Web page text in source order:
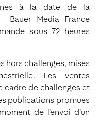
à la date de la
Bauer Media France
sous 72 heures
hors challenges, mises
Les ventes
cadre de challenges et
publications promues
de l’envoi d’un